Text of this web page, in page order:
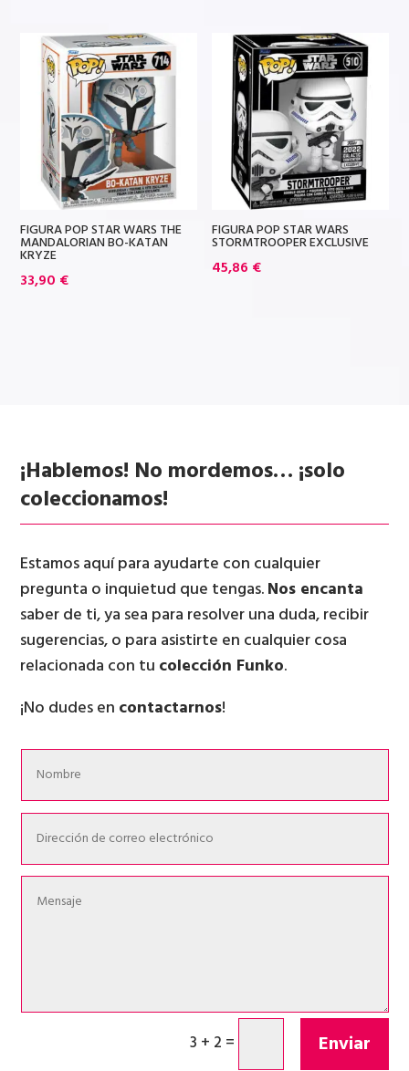
FIGURA POP STAR WARS THE
MANDALORIAN BO-KATAN
KRYZE
33,90 €
FIGURA POP STAR WARS
STORMTROOPER EXCLUSIVE
45,86 €
¡Hablemos! No mordemos… ¡solo
coleccionamos!
Estamos aquí para ayudarte con cualquier
pregunta o inquietud que tengas.Nos encanta
saber de ti, ya sea para resolver una duda, recibir
sugerencias, o para asistirte en cualquier cosa
relacionada con tu colección Funko.
¡No dudes en contactarnos!
3 + 2 = Enviar